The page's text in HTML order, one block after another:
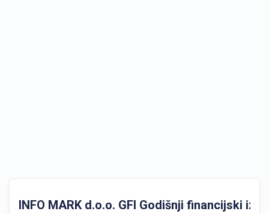
INFO MARK d.o.o. GFI Godišnji financijski